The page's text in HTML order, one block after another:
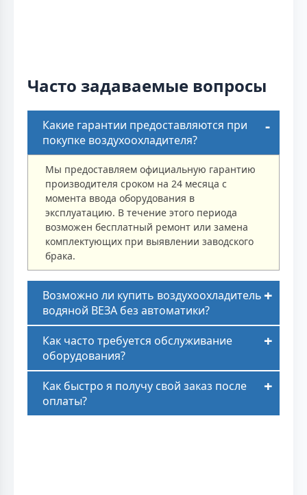
Часто задаваемые вопросы
Какие гарантии предоставляются при
покупке воздухоохладителя?
Мы предоставляем официальную гарантию
производителя сроком на 24 месяца с
момента ввода оборудования в
эксплуатацию. В течение этого периода
возможен бесплатный ремонт или замена
комплектующих при выявлении заводского
брака.
Возможно ли купить воздухоохладитель
водяной ВЕЗА без автоматики?
Как часто требуется обслуживание
оборудования?
Как быстро я получу свой заказ после
оплаты?